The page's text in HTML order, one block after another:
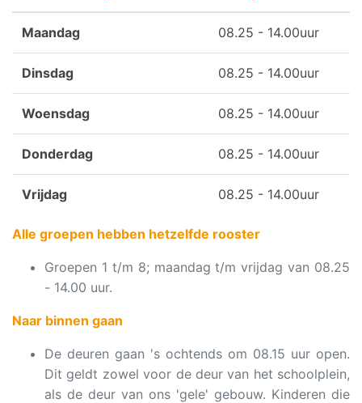
Alle groepen hebben hetzelfde rooster
Groepen 1 t/m 8; maandag t/m vrijdag van 08.25
- 14.00 uur.
Naar binnen gaan
De deuren gaan 's ochtends om 08.15 uur open.
Dit geldt zowel voor de deur van het schoolplein,
als de deur van ons 'gele' gebouw. Kinderen die
Maandag 08.25 - 14.00uur
Dinsdag 08.25 - 14.00uur
Woensdag 08.25 - 14.00uur
Donderdag 08.25 - 14.00uur
Vrijdag 08.25 - 14.00uur